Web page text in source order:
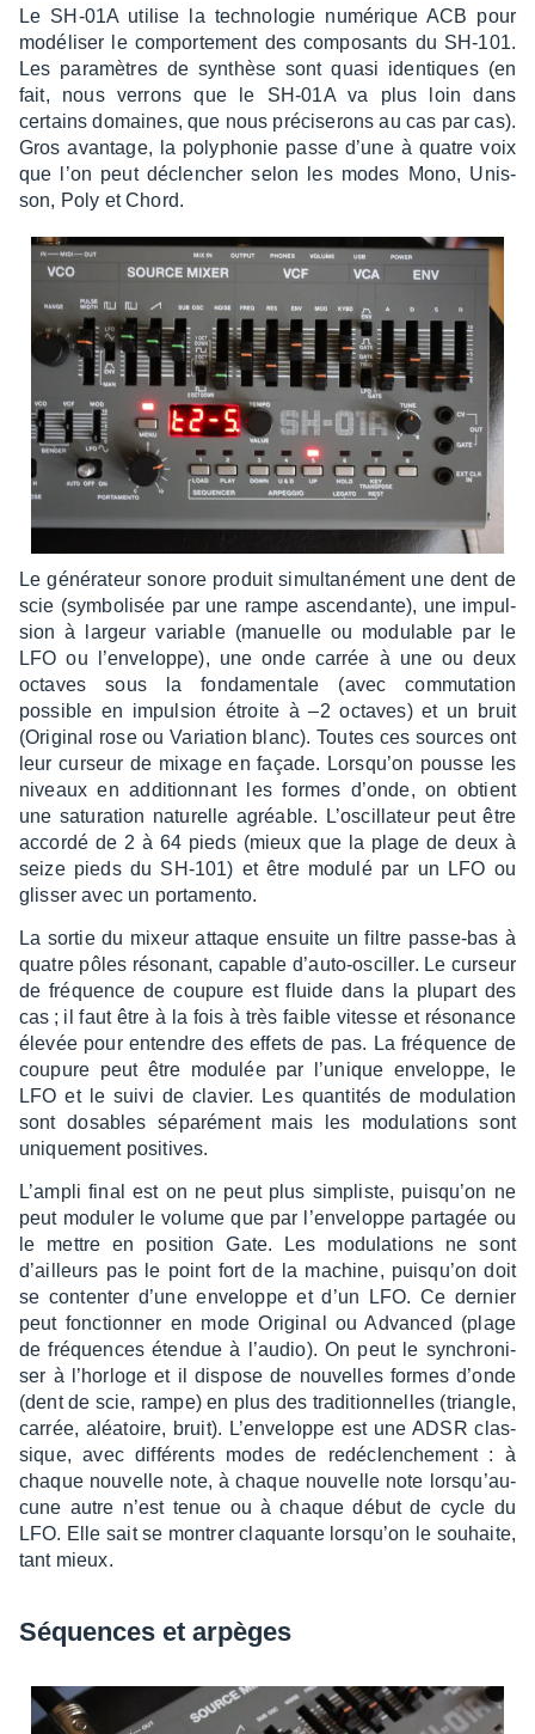
Le SH-01A utilise la tech­no­lo­gie numé­rique ACB pour
modé­li­ser le compor­te­ment des compo­sants du SH-101.
Les para­mètres de synthèse sont quasi iden­tiques (en
fait, nous verrons que le SH-01A va plus loin dans
certains domaines, que nous préci­se­rons au cas par cas).
Gros avan­tage, la poly­pho­nie passe d’une à quatre voix
que l’on peut déclen­cher selon les modes Mono, Unis­
son, Poly et Chord.
Le géné­ra­teur sonore produit simul­ta­né­ment une dent de
scie (symbo­li­sée par une rampe ascen­dante), une impul­
sion à largeur variable (manuelle ou modu­lable par le
LFO ou l’en­ve­loppe), une onde carrée à une ou deux
octaves sous la fonda­men­tale (avec commu­ta­tion
possible en impul­sion étroite à –2 octaves) et un bruit
(Origi­nal rose ou Varia­tion blanc). Toutes ces sources ont
leur curseur de mixage en façade. Lorsqu’on pousse les
niveaux en addi­tion­nant les formes d’onde, on obtient
une satu­ra­tion natu­relle agréable. L’os­cil­la­teur peut être
accordé de 2 à 64 pieds (mieux que la plage de deux à
seize pieds du SH-101) et être modulé par un LFO ou
glis­ser avec un porta­mento.
La sortie du mixeur attaque ensuite un filtre passe-bas à
quatre pôles réso­nant, capable d’auto-oscil­ler. Le curseur
de fréquence de coupure est fluide dans la plupart des
cas ; il faut être à la fois à très faible vitesse et réso­nance
élevée pour entendre des effets de pas. La fréquence de
coupure peut être modu­lée par l’unique enve­loppe, le
LFO et le suivi de clavier. Les quan­ti­tés de modu­la­tion
sont dosables sépa­ré­ment mais les modu­la­tions sont
unique­ment posi­tives.
L’am­pli final est on ne peut plus simpliste, puisqu’on ne
peut modu­ler le volume que par l’en­ve­loppe parta­gée ou
le mettre en posi­tion Gate. Les modu­la­tions ne sont
d’ailleurs pas le point fort de la machine, puisqu’on doit
se conten­ter d’une enve­loppe et d’un LFO. Ce dernier
peut fonc­tion­ner en mode Origi­nal ou Advan­ced (plage
de fréquences éten­due à l’au­dio). On peut le synchro­ni­
ser à l’hor­loge et il dispose de nouvelles formes d’onde
(dent de scie, rampe) en plus des tradi­tion­nelles (triangle,
carrée, aléa­toire, bruit). L’en­ve­loppe est une ADSR clas­
sique, avec diffé­rents modes de redé­clen­che­ment : à
chaque nouvelle note, à chaque nouvelle note lorsqu’au­
cune autre n’est tenue ou à chaque début de cycle du
LFO. Elle sait se montrer claquante lorsqu’on le souhaite,
tant mieux.
Séquences et arpèges